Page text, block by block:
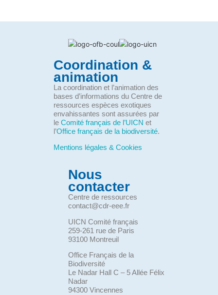
Coordination &
animation
La coordination et l’animation des
bases d’informations du Centre de
ressources espèces exotiques
envahissantes sont assurées par
le Comité français de l’UICN et
l’Office français de la biodiversité.
Mentions légales & Cookies
Nous
contacter
Centre de ressources
contact@cdr-eee.fr
UICN Comité français
259-261 rue de Paris
93100 Montreuil
Office Français de la
Biodiversité
Le Nadar Hall C – 5 Allée Félix
Nadar
94300 Vincennes